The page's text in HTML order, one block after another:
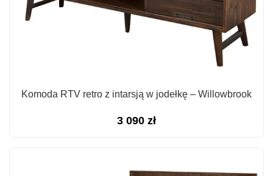
Komoda RTV retro z intarsją w jodełkę – Willowbrook
3 090 zł